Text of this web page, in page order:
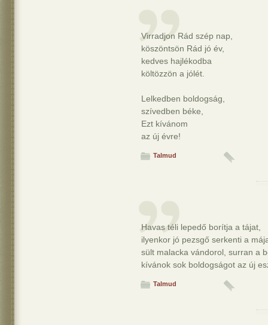
Virradjon Rád szép nap,
köszöntsön Rád jó év,
kedves hajlékodba
költözzön a jólét.
Lelkedben boldogság,
szívedben béke,
Ezt kívánom
az új évre!
Talmud
Havas téli lepedő borítja a tájat,
ilyenkor jó pezsgő serkenti a
sült malacka vándorol, surran a
kívánok sok boldogságot az új
Talmud